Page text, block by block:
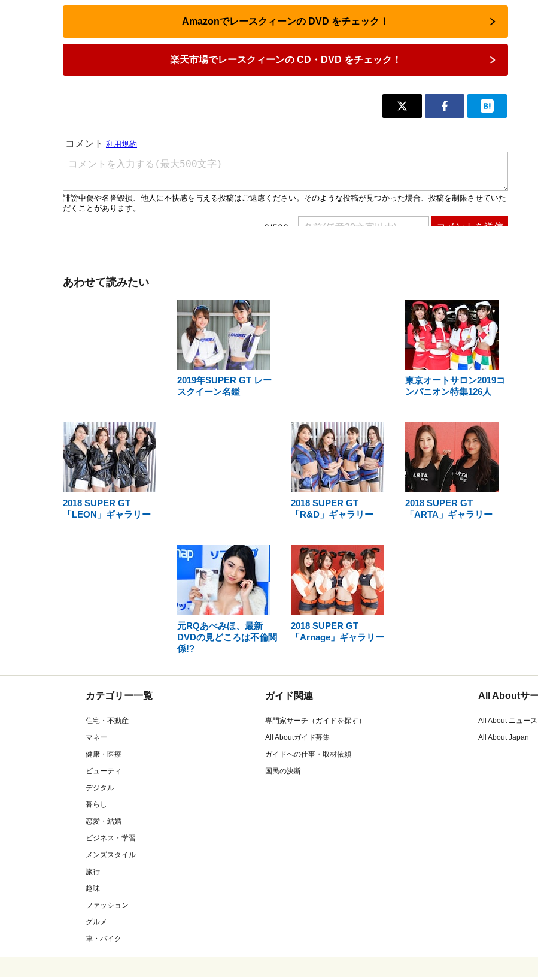
Amazonでレースクィーンの DVD をチェック！
楽天市場でレースクィーンの CD・DVD をチェック！
あわせて読みたい
2019年SUPER GT レー
スクイーン名鑑
東京オートサロン2019コ
ンパニオン特集126人
2018 SUPER GT
「LEON」ギャラリー
2018 SUPER GT
「R&D」ギャラリー
2018 SUPER GT
「ARTA」ギャラリー
元RQあべみほ、最新
DVDの見どころは不倫関
係!?
2018 SUPER GT
「Arnage」ギャラリー
カテゴリー一覧
住宅・不動産
マネー
健康・医療
ビューティ
デジタル
暮らし
恋愛・結婚
ビジネス・学習
メンズスタイル
旅行
趣味
ファッション
グルメ
車・バイク
ガイド関連
専門家サーチ（ガイドを探す）
All Aboutガイド募集
ガイドへの仕事・取材依頼
国民の決断
All Aboutサ
All About ニュース
All About Japan